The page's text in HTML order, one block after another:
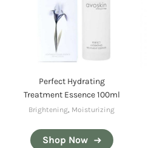
Perfect Hydrating
Treatment Essence 100ml
Brightening, Moisturizing
Shop Now